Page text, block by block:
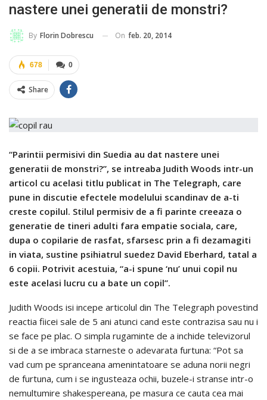
nastere unei generatii de monstri?
By Florin Dobrescu On feb. 20, 2014
0
678
Share
“Parintii permisivi din Suedia au dat nastere unei
generatii de monstri?”, se intreaba Judith Woods intr-un
articol cu acelasi titlu publicat in The Telegraph, care
pune in discutie efectele modelului scandinav de a-ti
creste copilul. Stilul permisiv de a fi parinte creeaza o
generatie de tineri adulti fara empatie sociala, care,
dupa o copilarie de rasfat, sfarsesc prin a fi dezamagiti
in viata, sustine psihiatrul suedez David Eberhard, tatal a
6 copii. Potrivit acestuia, “a-i spune ‘nu’ unui copil nu
este acelasi lucru cu a bate un copil”.
Judith Woods isi incepe articolul din The Telegraph povestind
reactia fiicei sale de 5 ani atunci cand este contrazisa sau nu i
se face pe plac. O simpla rugaminte de a inchide televizorul
si de a se imbraca starneste o adevarata furtuna: “Pot sa
vad cum pe spranceana amenintatoare se aduna norii negri
de furtuna, cum i se ingusteaza ochii, buzele-i stranse intr-o
nemultumire shakespereana, pe masura ce cauta cea mai